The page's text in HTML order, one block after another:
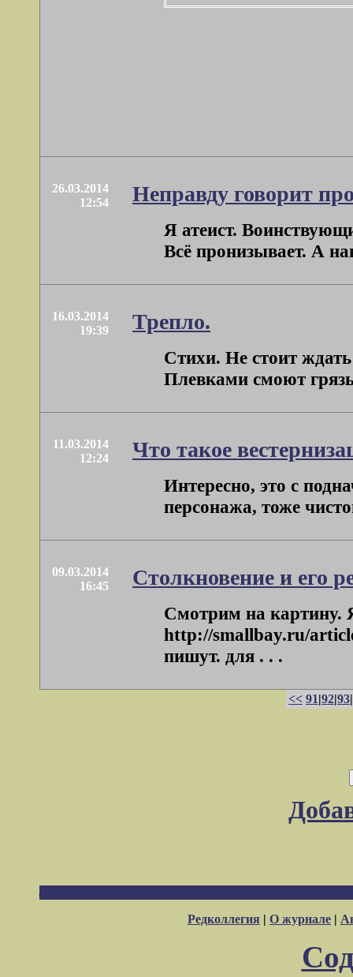
26.03.2014
12:54
Неправду говорит
Я атеист.
Всё пронизывает. А
16.03.2014
19:39
Трепло.
Стихи. Не стоит
Плевками смоют
11.03.2014
12:24
Что такое
Интересно, это с
персонажа, тоже
09.03.2014
16:45
Столкновение и его
Смотрим на картину.
http://smallbay.ru/
пишут. для . . .
<< 91|92|93|
Редколлегия | О журнале |